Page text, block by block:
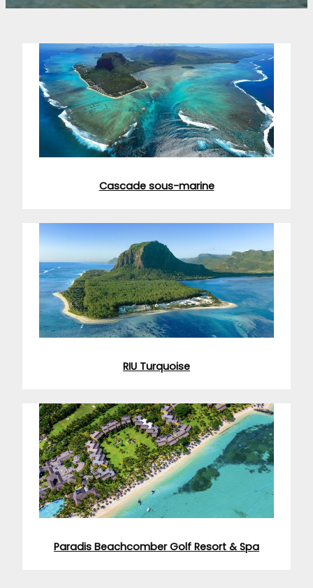
Cascade sous-marine
RIU Turquoise
Paradis Beachcomber Golf Resort & Spa